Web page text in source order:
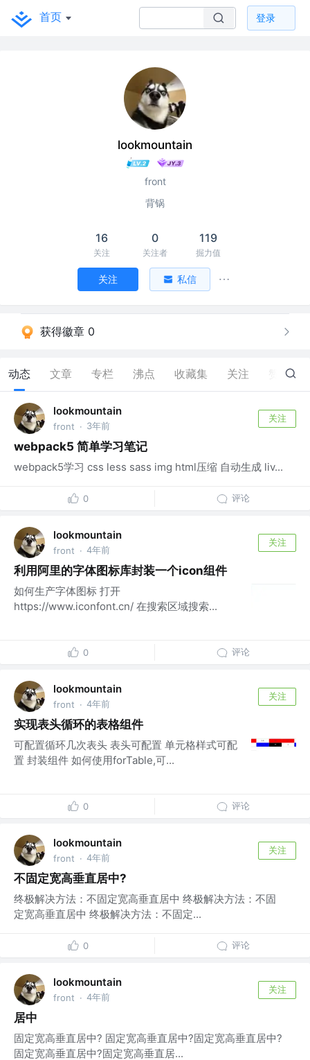
首页 登录
lookmountain
front
背锅
16
关注
0
关注者
119
掘力值
关注 私信
获得徽章 0
动态 文章 专栏 沸点 收藏集 关注 7
lookmountain
front · 3年前
关注
webpack5 简单学习笔记
webpack5学习 css less sass img html压缩 自动生成 liv...
0 评论
lookmountain
front · 4年前
关注
利用阿里的字体图标库封装一个icon组件
如何生产字体图标 打开
https://www.iconfont.cn/ 在搜索区域搜索...
0 评论
lookmountain
front · 4年前
关注
实现表头循环的表格组件
可配置循环几次表头 表头可配置 单元格样式可配
置 封装组件 如何使用forTable,可...
0 评论
lookmountain
front · 4年前
关注
不固定宽高垂直居中?
终极解决方法：不固定宽高垂直居中 终极解决方法：不固
定宽高垂直居中 终极解决方法：不固定...
0 评论
lookmountain
front · 4年前
关注
居中
固定宽高垂直居中? 固定宽高垂直居中?固定宽高垂直居中?
固定宽高垂直居中?固定宽高垂直居...